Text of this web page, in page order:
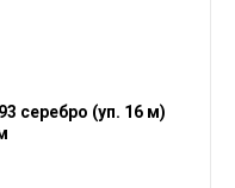
серебро (уп. 16 м)